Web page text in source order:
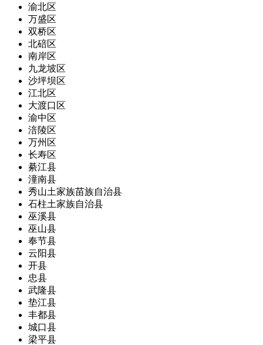
渝北区
万盛区
双桥区
北碚区
南岸区
九龙坡区
沙坪坝区
江北区
大渡口区
渝中区
涪陵区
万州区
长寿区
綦江县
潼南县
秀山土家族苗族自治县
石柱土家族自治县
巫溪县
巫山县
奉节县
云阳县
开县
忠县
武隆县
垫江县
丰都县
城口县
梁平县